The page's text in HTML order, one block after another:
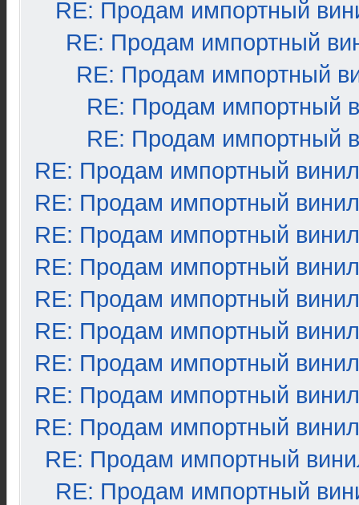
RE: Продам импортный
RE: Продам импортный
RE: Продам импортный
RE: Продам импортный
RE: Продам импортный
RE: Продам импортный винил
RE: Продам импортный винил
RE: Продам импортный винил
RE: Продам импортный винил
RE: Продам импортный винил
RE: Продам импортный винил
RE: Продам импортный винил
RE: Продам импортный винил
RE: Продам импортный винил
RE: Продам импортный
RE: Продам импортный